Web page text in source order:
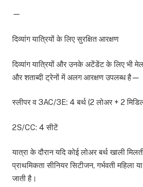
—
दिव्यांग यात्रियों के लिए सुरक्षित आरक्षण
दिव्यांग यात्रियों और उनके अटेंडेंट के लिए भी
और शताब्दी ट्रेनों में अलग आरक्षण उपलब्ध है—
स्लीपर व 3AC/3E: 4 बर्थ (2 लोअर + 2
2S/CC: 4 सीटें
यात्रा के दौरान यदि कोई लोअर बर्थ खाली
प्राथमिकता सीनियर सिटीजन, गर्भवती महिला या
जाती है।